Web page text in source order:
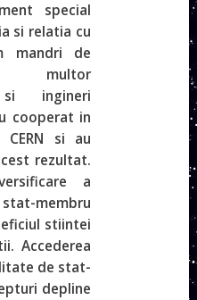
special
si relatia cu
mandri de
multor
ingineri
cooperat in
si au
rezultat.
a
membru
stiintei
Accederea
de stat-
depline